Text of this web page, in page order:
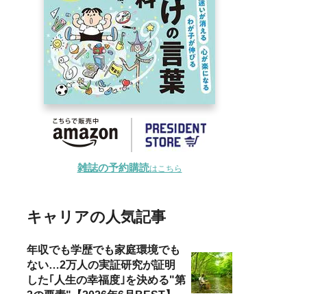
雑誌の予約購読はこちら
キャリアの人気記事
年収でも学歴でも家庭環境でも
ない…2万人の実証研究が証明
した｢人生の幸福度｣を決める"第